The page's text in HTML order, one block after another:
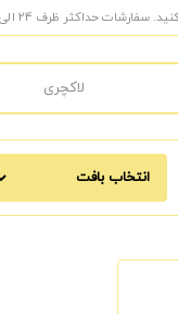
الی 48 ساعت کاری به دست شما میرسد.